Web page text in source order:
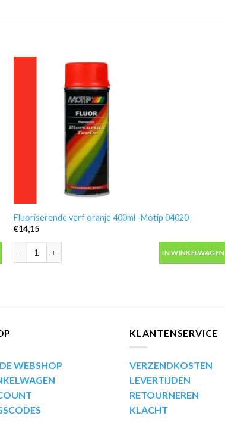
Fluoriserende verf oranje 400ml -Motip 04020
€14,15
Fluoriserende verf oranje 400ml -Motip 04020 aantal
IN WINKELWAGEN
WEBSHOP
KLANTENSERVICE
VERZENDKOSTEN
LEVERTIJDEN
RETOURNEREN
KLACHT